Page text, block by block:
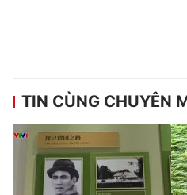
TIN CÙNG CHUYÊN